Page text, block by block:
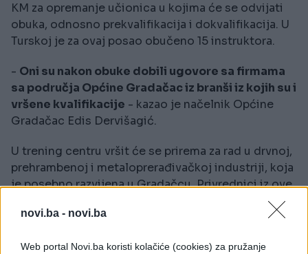
novi.ba - novi.ba
Web portal Novi.ba koristi kolačiće (cookies) za pružanje
KM za opremanje učionica u kojima će se odvijati
obuka, odnosno prekvalifikacija i dokvalifikacija. U
Turskoj je za ovaj posao obučeno 15 instruktora.
- Oni su nakon obuke dobili ugovore sa firmama
sa područja Općine Gradačac iz branši iz kojih su i
vršene kvalifikacije - kazao je načelnik Općine
Gradačac Edis Dervišagić.
U trening centru vršit će se prirema za rad u drvnoj,
prehrambenoj i metaloprerađivačkoj industriji, koja
je posebno razvijena u Gradačcu. Privrednici iz ove
općine podržavaju ovaj projekat, za koji smatraju da
će rješiti osnovni problem bh. društva - odlazak